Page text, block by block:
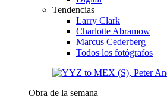
Tendencias
Larry Clark
Charlotte Abramow
Marcus Cederberg
Todos los fotógrafos
Obra de la semana